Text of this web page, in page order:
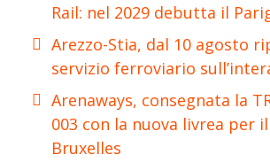
Rail: nel 2029 debutta il
Arezzo-Stia, dal 10 agosto
servizio ferroviario
Arenaways, consegnata la
003 con la nuova livrea per
Bruxelles